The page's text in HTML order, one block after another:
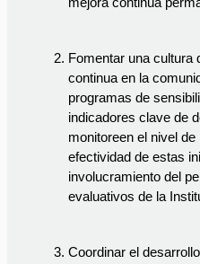
Fomentar una cultura
continua en la
programas de
indicadores clave de
monitoreen el nivel
efectividad de estas
involucramiento del
evaluativos de la
Coordinar el